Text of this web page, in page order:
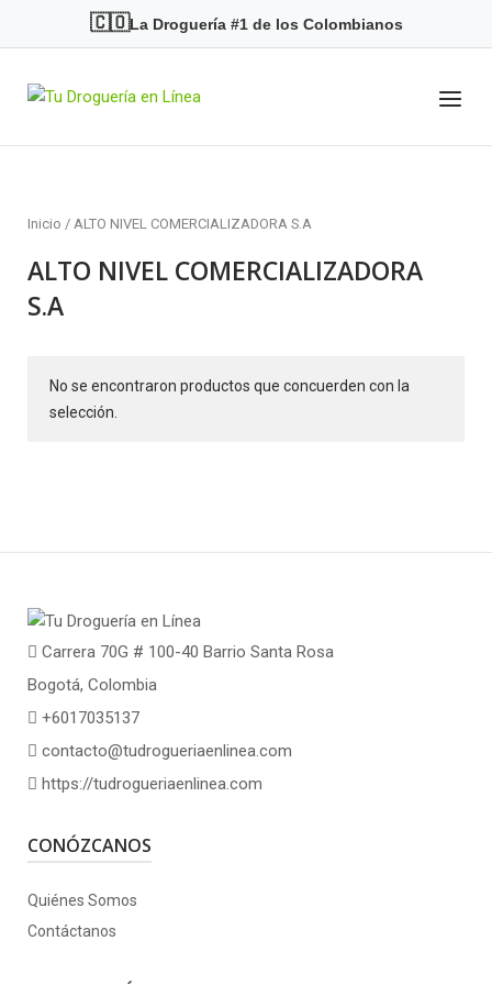
🇨🇴La Droguería #1 de los Colombianos
Home Menu
Inicio / ALTO NIVEL COMERCIALIZADORA S.A
ALTO NIVEL COMERCIALIZADORA
S.A
No se encontraron productos que concuerden con la
selección.
Carrera 70G # 100-40 Barrio Santa Rosa
Bogotá, Colombia
+6017035137
contacto@tudrogueriaenlinea.com
https://tudrogueriaenlinea.com
CONÓZCANOS
Quiénes Somos
Contáctanos